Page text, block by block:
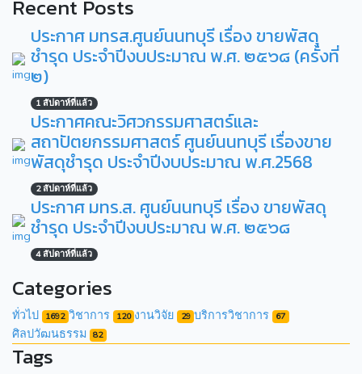
Recent Posts
ประกาศ มทรส.ศูนย์นนทบุรี เรื่อง ขายพัสดุ
ชำรุด ประจำปีงบประมาณ พ.ศ. ๒๕๖๘ (ครั้งที่
๒)
1 สัปดาห์ที่แล้ว
ประกาศคณะวิศวกรรมศาสตร์และ
สถาปัตยกรรมศาสตร์ ศูนย์นนทบุรี เรื่องขาย
พัสดุชำรุด ประจำปีงบประมาณ พ.ศ.2568
2 สัปดาห์ที่แล้ว
ประกาศ มทร.ส. ศูนย์นนทบุรี เรื่อง ขายพัสดุ
ชำรุด ประจำปีงบประมาณ พ.ศ. ๒๕๖๘
4 สัปดาห์ที่แล้ว
Categories
ทั่วไป 1692 วิชาการ 120 งานวิจัย 29 บริการวิชาการ 67
ศิลปวัฒนธรรม 82
Tags